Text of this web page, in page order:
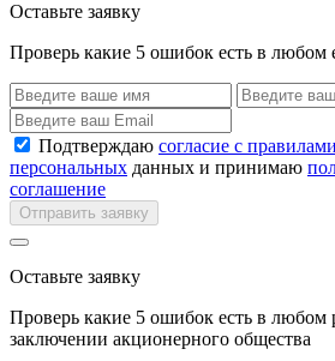
Оставьте заявку
Проверь какие 5 ошибок есть в любом
Подтверждаю согласие с
персональных данных и принимаю
соглашение
Отправить заявку
Оставьте заявку
Проверь какие 5 ошибок есть в любом
заключении акционерного общества